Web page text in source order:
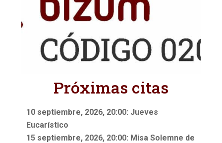
Próximas citas
10 septiembre, 2026, 20:00: Jueves
Eucarístico
15 septiembre, 2026, 20:00: Misa Solemne de